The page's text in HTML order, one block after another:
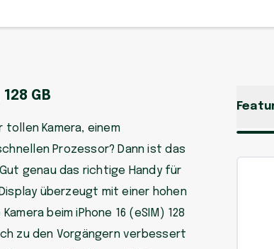
GB
tollen Kamera, einem
Prozessor? Dann ist das
Gut genau das richtige Handy für
Display überzeugt mit einer hohen
beim iPhone 16 (eSIM) 128
zu den Vorgängern verbessert